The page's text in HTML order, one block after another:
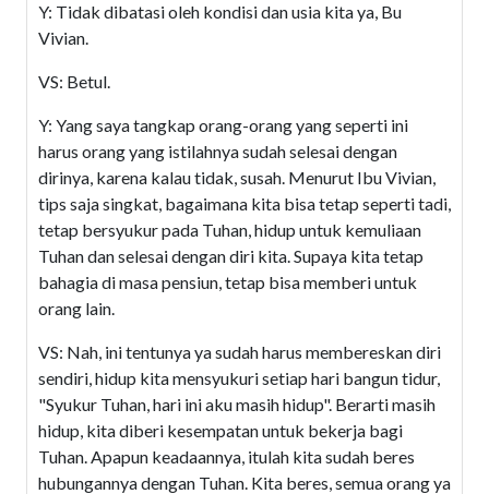
Y: Tidak dibatasi oleh kondisi dan usia kita ya, Bu
Vivian.
VS: Betul.
Y: Yang saya tangkap orang-orang yang seperti ini
harus orang yang istilahnya sudah selesai dengan
dirinya, karena kalau tidak, susah. Menurut Ibu Vivian,
tips saja singkat, bagaimana kita bisa tetap seperti tadi,
tetap bersyukur pada Tuhan, hidup untuk kemuliaan
Tuhan dan selesai dengan diri kita. Supaya kita tetap
bahagia di masa pensiun, tetap bisa memberi untuk
orang lain.
VS: Nah, ini tentunya ya sudah harus membereskan diri
sendiri, hidup kita mensyukuri setiap hari bangun tidur,
"Syukur Tuhan, hari ini aku masih hidup". Berarti masih
hidup, kita diberi kesempatan untuk bekerja bagi
Tuhan. Apapun keadaannya, itulah kita sudah beres
hubungannya dengan Tuhan. Kita beres, semua orang ya